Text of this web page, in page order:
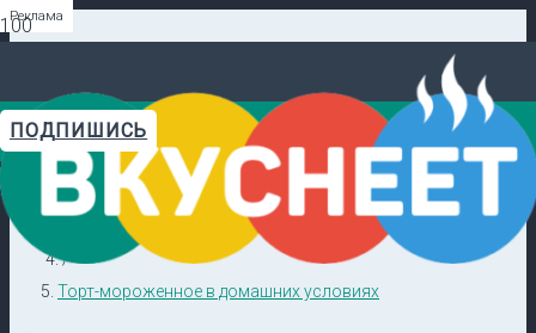
ПОДПИШИСЬ
Видеорецепты в ТГ →
Главная
/
Кулинарные секреты
/
Торт-мороженное в домашних условиях
Реклама
Реклама
Реклама
Реклама
Реклама
Реклама